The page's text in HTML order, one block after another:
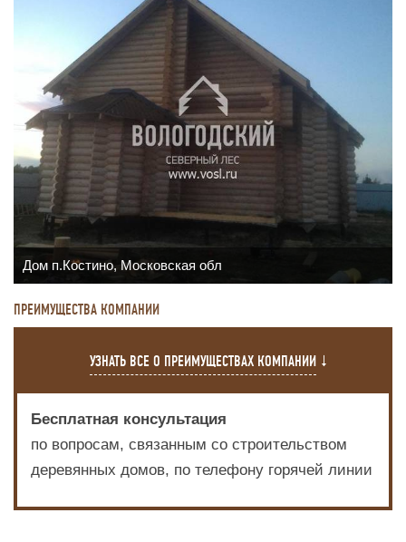
Дом п.Костино, Московская обл
ПРЕИМУЩЕСТВА КОМПАНИИ
УЗНАТЬ ВСЕ О ПРЕИМУЩЕСТВАХ КОМПАНИИ
Бесплатная консультация
по вопросам, связанным со строительством
деревянных домов, по телефону горячей линии